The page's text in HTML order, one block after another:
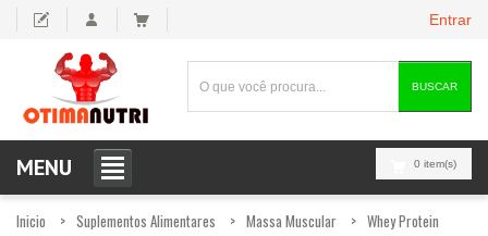
Entrar
BUSCAR
0 item(s)
MENU
Inicio Suplementos Alimentares Massa Muscular Whey Protein